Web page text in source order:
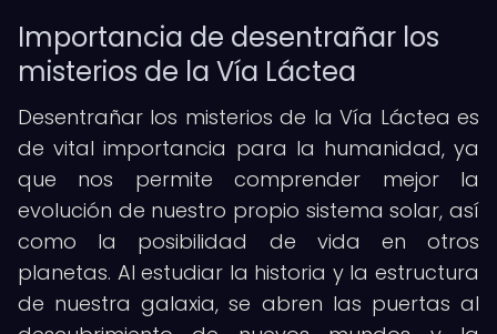
Importancia de desentrañar los
misterios de la Vía Láctea
Desentrañar los misterios de la Vía Láctea es
de vital importancia para la humanidad, ya
que nos permite comprender mejor la
evolución de nuestro propio sistema solar, así
como la posibilidad de vida en otros
planetas. Al estudiar la historia y la estructura
de nuestra galaxia, se abren las puertas al